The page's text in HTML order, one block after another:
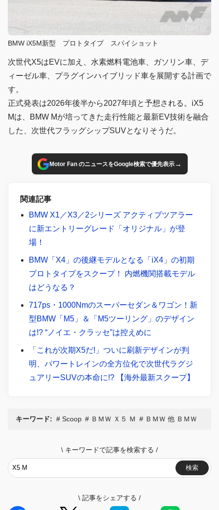
BMW iX5M新型 プロトタイプ スパイショット
次世代X5はEVに加え、水素燃料電池車、ガソリン車、デ
ィーゼル車、プラグインハイブリッド車を展開する計画で
す。
正式発表は2026年後半から2027年頃と予想される。iX5
Mは、BMW Mが培ってきた走行性能と最新EV技術を融合
した、次世代フラッグシップSUVとなりそうだ。
Motor Fan のニュースをGoogle検索で優先表示→
関連記事
BMW X1／X3／2シリーズ アクティブツアラー
に新エントリーグレード「オリジナル」が登
場！
BMW「X4」の後継モデルとなる「iX4」の初期
プロトタイプをスクープ！ 内燃機関搭載モデル
はどうなる？
717ps・1000Nmのスーパーセダン＆ワゴン！新
型BMW「M5」＆「M5ツーリング」のデザイン
は!? “ノイエ・クラッセ”は控えめに
「これが次期X5だ!」ついに刷新デザインが判
明、パワートレインの全方位化で次世代ラグジ
ュアリーSUVの本命に!? 【海外最新スクープ】
キーワード: Scoop ＢＭＷ Ｘ５ Ｍ ＢＭＷ 他 ＢＭＷ
\ キーワードで記事を検索する /
検索
\ 記事をシェアする /